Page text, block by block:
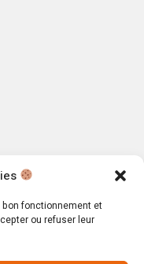
fonctionnement et
ou refuser leur